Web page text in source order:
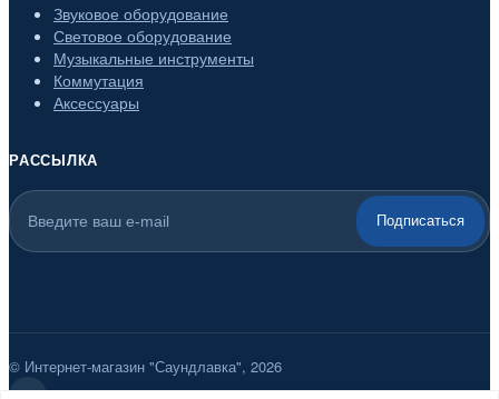
Звуковое оборудование
Световое оборудование
Музыкальные инструменты
Коммутация
Аксессуары
РАССЫЛКА
Подписаться
© Интернет-магазин "Саундлавка", 2026